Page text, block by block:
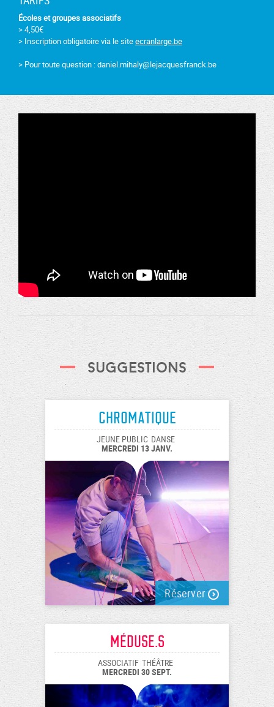
Écoles et groupes associatifs
> 4,50€
> Inscription obligatoire via le siteecranlarge.be
> Pour toute question : daniel.mihaly@lejacquesfranck.be
Suggestions
Chromatique
JEUNE PUBLIC DANSE
MERCREDI 13 JANV.
Réserver
Méduse.s
ASSOCIATIF THÉÂTRE
MERCREDI 30 SEPT.